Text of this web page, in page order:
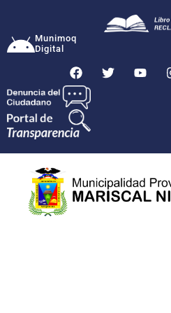
Munimoq
Digital